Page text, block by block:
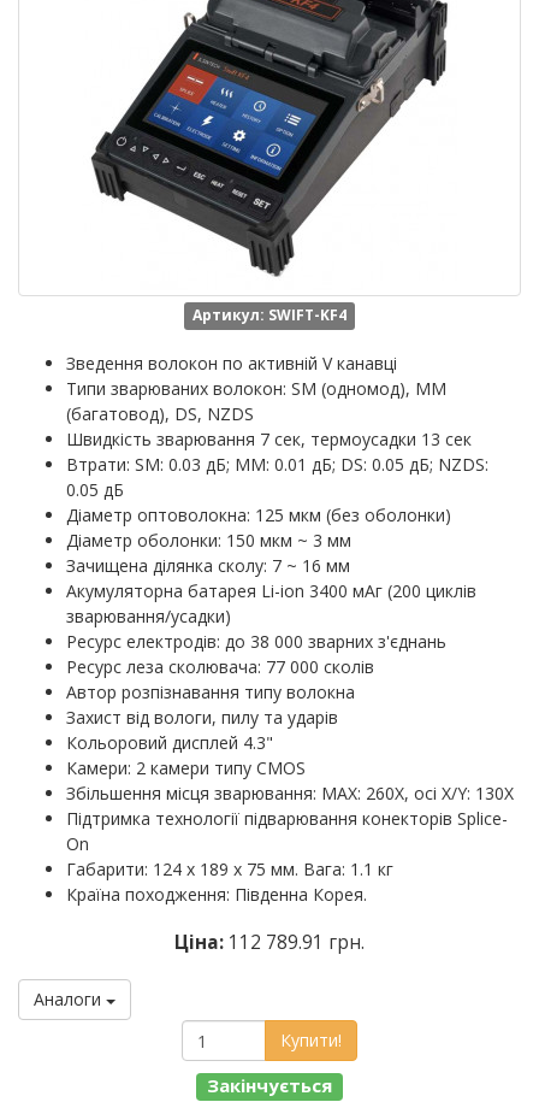
Артикул: SWIFT-KF4
Зведення волокон по активній V канавці
Типи зварюваних волокон: SM (одномод), MM
(багатовод), DS, NZDS
Швидкість зварювання 7 сек, термоусадки 13 сек
Втрати: SM: 0.03 дБ; MM: 0.01 дБ; DS: 0.05 дБ; NZDS:
0.05 дБ
Діаметр оптоволокна: 125 мкм (без оболонки)
Діаметр оболонки: 150 мкм ~ 3 мм
Зачищена ділянка сколу: 7 ~ 16 мм
Акумуляторна батарея Li-ion 3400 мАг (200 циклів
зварювання/усадки)
Ресурс електродів: до 38 000 зварних з'єднань
Ресурс леза сколювача: 77 000 сколів
Автор розпізнавання типу волокна
Захист від вологи, пилу та ударів
Кольоровий дисплей 4.3"
Камери: 2 камери типу CMOS
Збільшення місця зварювання: MAX: 260X, осі X/Y: 130X
Підтримка технології підварювання конекторів Splice-
On
Габарити: 124 х 189 х 75 мм. Вага: 1.1 кг
Країна походження: Південна Корея.
Ціна: 112 789.91 грн.
Аналоги
Купити!
Закінчується